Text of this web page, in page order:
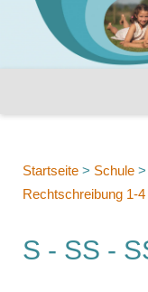
Startseite > Schule >
Rechtschreibung 1-4
S - SS - SS